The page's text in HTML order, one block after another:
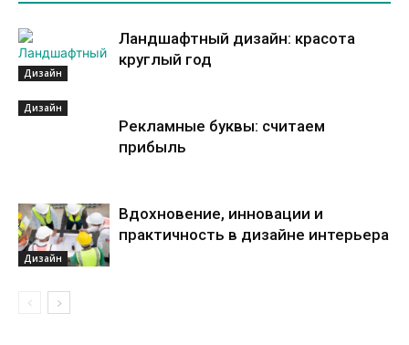
Дизайн
Ландшафтный дизайн: красота
круглый год
Дизайн
Рекламные буквы: считаем
прибыль
Дизайн
Вдохновение, инновации и
практичность в дизайне интерьера